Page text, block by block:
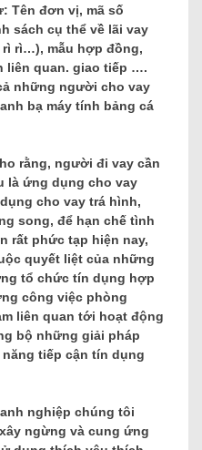
Tên đơn vị, mã số
sách cụ thể về lãi vay
rì…), mẫu hợp đồng,
liên quan. giao tiếp ….
những người cho vay
bạ máy tính bảng cá
rằng, người đi vay cần
là ứng dụng cho vay
cho vay trá hình,
song, để hạn chế tình
rất phức tạp hiện nay,
quyết liệt của những
tổ chức tín dụng hợp
công việc phòng
liên quan tới hoạt động
bộ những giải pháp
tiếp cận tín dụng
nghiệp chúng tôi
ngừng và cung ứng